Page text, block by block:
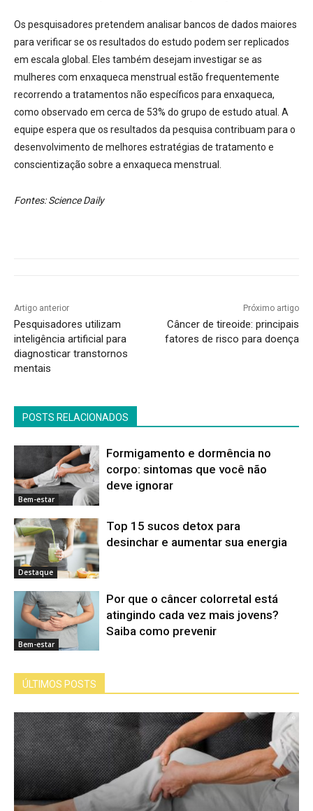
Os pesquisadores pretendem analisar bancos de dados maiores
para verificar se os resultados do estudo podem ser replicados
em escala global. Eles também desejam investigar se as
mulheres com enxaqueca menstrual estão frequentemente
recorrendo a tratamentos não específicos para enxaqueca,
como observado em cerca de 53% do grupo de estudo atual. A
equipe espera que os resultados da pesquisa contribuam para o
desenvolvimento de melhores estratégias de tratamento e
conscientização sobre a enxaqueca menstrual.
Fontes: Science Daily
Artigo anterior
Pesquisadores utilizam
inteligência artificial para
diagnosticar transtornos
mentais
Próximo artigo
Câncer de tireoide: principais
fatores de risco para doença
POSTS RELACIONADOS
Bem-estar
Formigamento e dormência no
corpo: sintomas que você não
deve ignorar
Destaque
Top 15 sucos detox para
desinchar e aumentar sua energia
Bem-estar
Por que o câncer colorretal está
atingindo cada vez mais jovens?
Saiba como prevenir
ÚLTIMOS POSTS